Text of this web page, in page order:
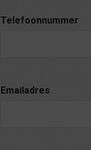
Telefoonnummer
Emailadres